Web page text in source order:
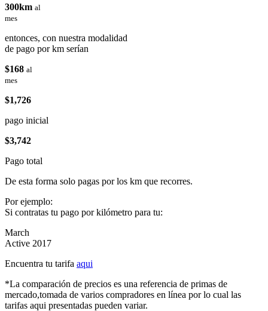
300km al
mes
entonces, con nuestra modalidad
de pago por km serían
$168 al
mes
$1,726
pago inicial
$3,742
Pago total
De esta forma solo pagas por los km que recorres.
Por ejemplo:
Si contratas tu pago por kilómetro para tu:
March
Active 2017
Encuentra tu tarifa aqui
*La comparación de precios es una referencia de primas de
mercado,tomada de varios compradores en línea por lo cual las
tarifas aqui presentadas pueden variar.